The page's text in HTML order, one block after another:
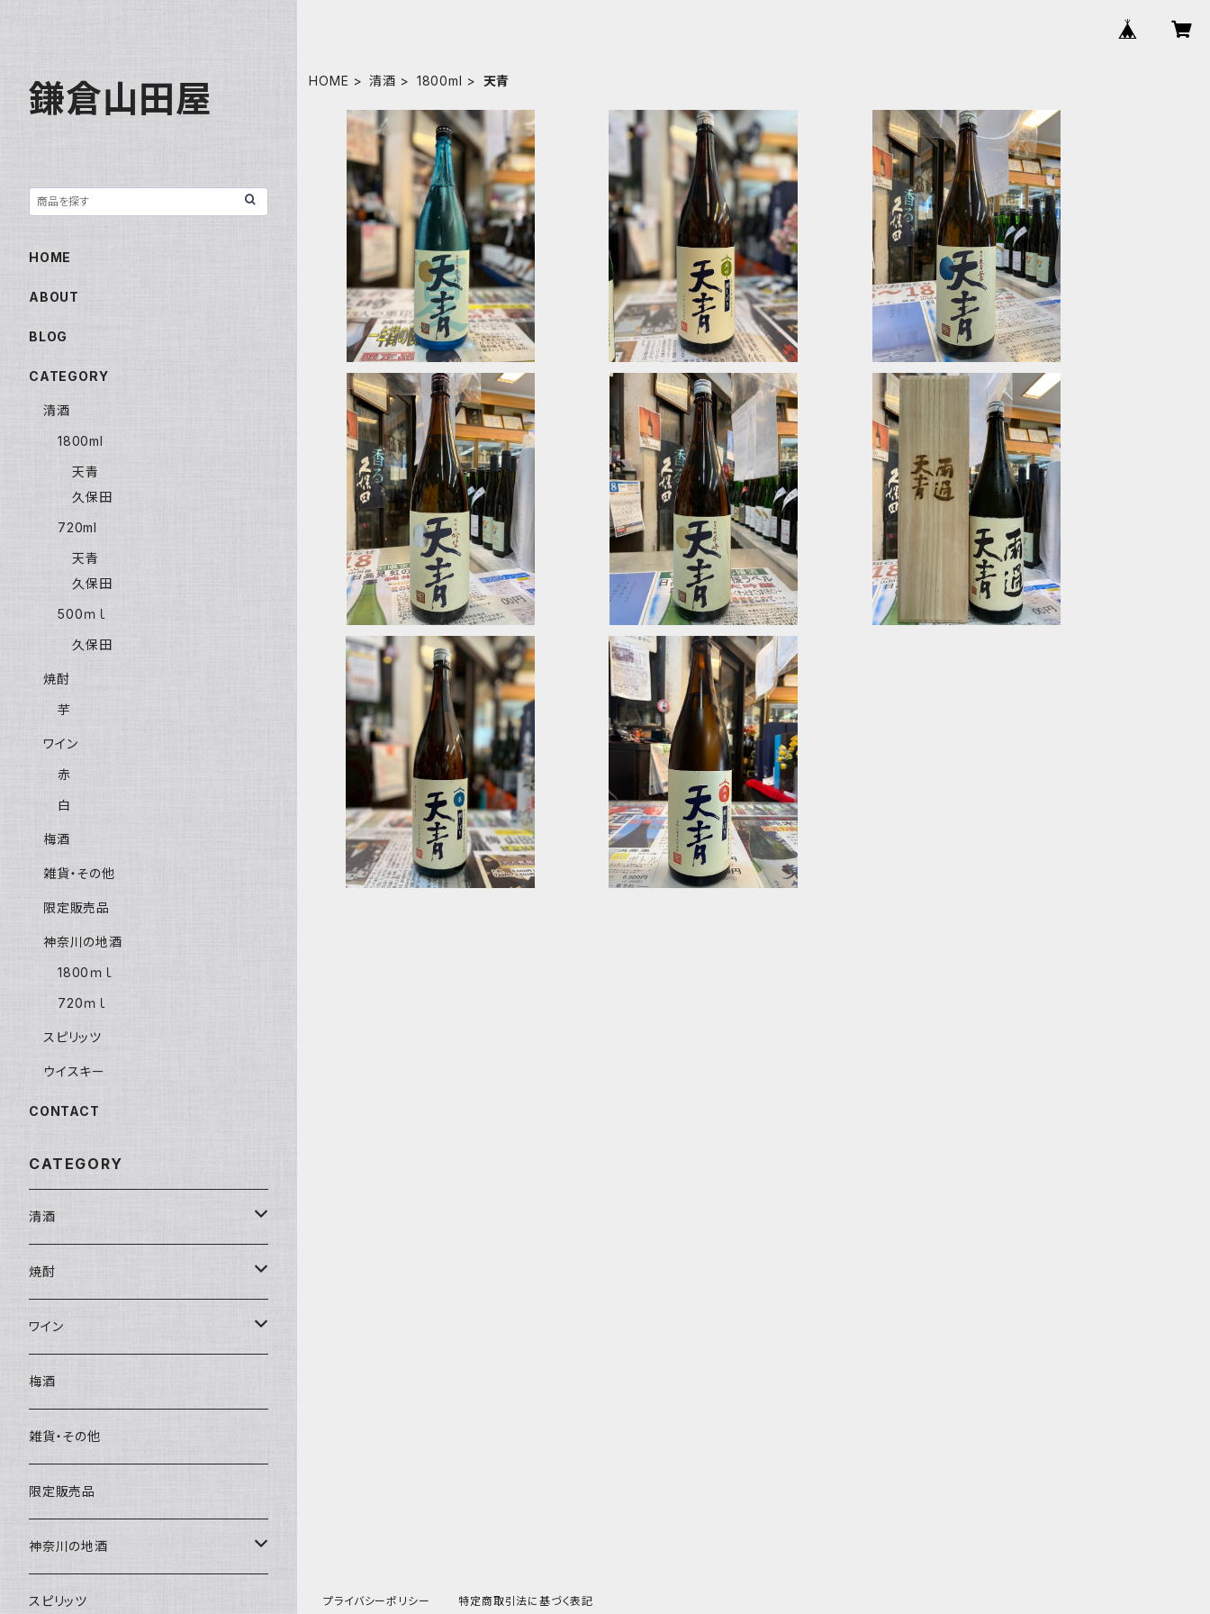
HOME 清酒 1800ml 天青
天青 千峰 夏 純米吟醸 1800
ｍｌ
¥3,740
天青 純吟 朝しぼり 1800ｍｌ
¥4,290
天青 風露 特別本醸造 1800ｍｌ
¥2,750
天青 吟望 特別純米 1800ｍｌ
¥3,410
天青 千峰 純米吟醸 1800ｍｌ
¥4,070
天青 雨過 純米大吟醸 1800ｍｌ
¥10,835
天青 春の朝しぼり 直汲み無濾過純
米生原酒 1800ｍｌ
¥3,685
SOLD OUT
天青 解禁 朝しぼり 純米直汲み無
濾過生原酒 1800ｍｌ
¥3,685
SOLD OUT
鎌倉山田屋
HOME
ABOUT
BLOG
CATEGORY
清酒
1800ml
天青
久保田
720ml
天青
久保田
500ｍｌ
久保田
焼酎
芋
ワイン
赤
白
梅酒
雑貨・その他
限定販売品
神奈川の地酒
1800ｍｌ
720ｍｌ
スピリッツ
ウイスキー
CONTACT
CATEGORY
清酒
1800ml
天青
久保田
720ml
天青
久保田
500ｍｌ
久保田
焼酎
芋
ワイン
赤
白
梅酒
雑貨・その他
限定販売品
神奈川の地酒
1800ｍｌ
スピリッツ プライバシーポリシー 特定商取引法に基づく表記